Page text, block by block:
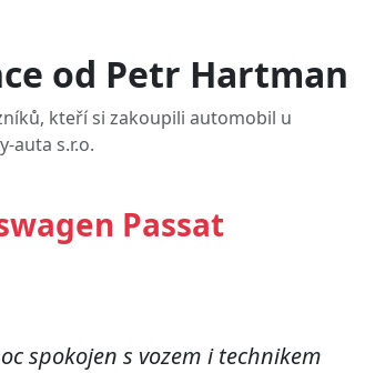
od Petr Hartman
kteří si zakoupili automobil u
auta s.r.o.
Passat
spokojen s vozem i technikem